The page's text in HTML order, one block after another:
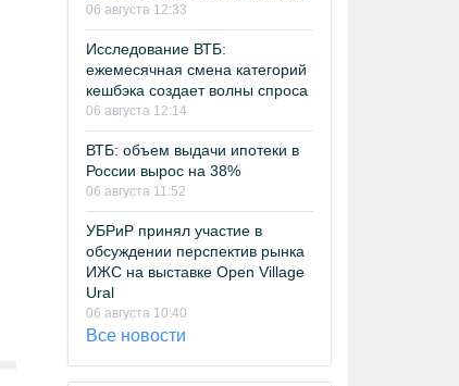
06 августа 12:33
Исследование ВТБ:
ежемесячная смена категорий
кешбэка создает волны спроса
06 августа 12:14
ВТБ: объем выдачи ипотеки в
России вырос на 38%
06 августа 11:52
УБРиР принял участие в
обсуждении перспектив рынка
ИЖС на выставке Open Village
Ural
06 августа 10:40
Все новости